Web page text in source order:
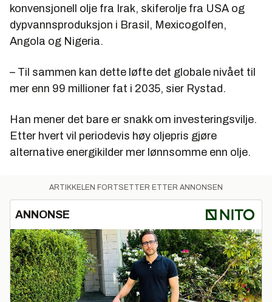
konvensjonell olje fra Irak, skiferolje fra USA og
dypvannsproduksjon i Brasil, Mexicogolfen,
Angola og Nigeria.
– Til sammen kan dette løfte det globale nivået til
mer enn 99 millioner fat i 2035, sier Rystad.
Han mener det bare er snakk om investeringsvilje.
Etter hvert vil periodevis høy oljepris gjøre
alternative energikilder mer lønnsomme enn olje.
ARTIKKELEN FORTSETTER ETTER ANNONSEN
ANNONSE